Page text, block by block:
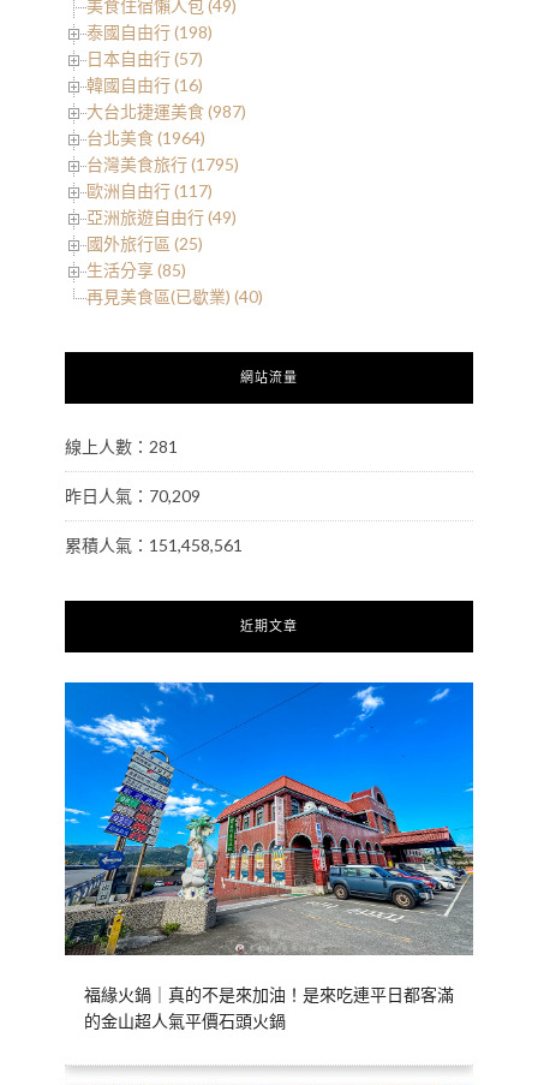
美食住宿懶人包 (49)
泰國自由行 (198)
日本自由行 (57)
韓國自由行 (16)
大台北捷運美食 (987)
台北美食 (1964)
台灣美食旅行 (1795)
歐洲自由行 (117)
亞洲旅遊自由行 (49)
國外旅行區 (25)
生活分享 (85)
再見美食區(已歇業) (40)
網站流量
線上人數：281
昨日人氣：70,209
累積人氣：151,458,561
近期文章
福緣火鍋｜真的不是來加油！是來吃連平日都客滿
的金山超人氣平價石頭火鍋